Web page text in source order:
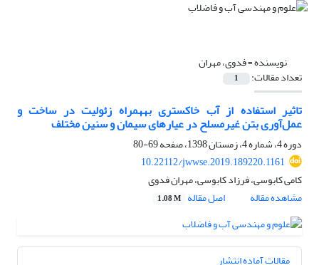
نویسنده =فدوی، مهران
تعداد مقالات: 1
تاثیر استفاده از آب خاکستری به‎همراه زئولیت در ساخت و
عمل‌آوری بتن غیرمسلح در عیارهای سیمان و سنین مختلف
دوره 4، شماره 4، زمستان 1398، صفحه
69-80
10.22112/jwwse.2019.189220.1161
کامی کابوسی، فرزاد کابوسی، مهران فدوی
مشاهده مقاله
اصل مقاله 1.08 M
مقالات آماده انتشار